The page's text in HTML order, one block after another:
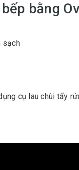
bằng
sạch
cụ lau chùi tẩy